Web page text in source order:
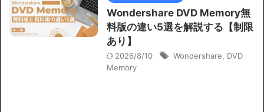
Wondershare DVD Memory無
料版の違い5選を解説する【制限
あり】
2026/8/10 Wondershare
DVD
Memory